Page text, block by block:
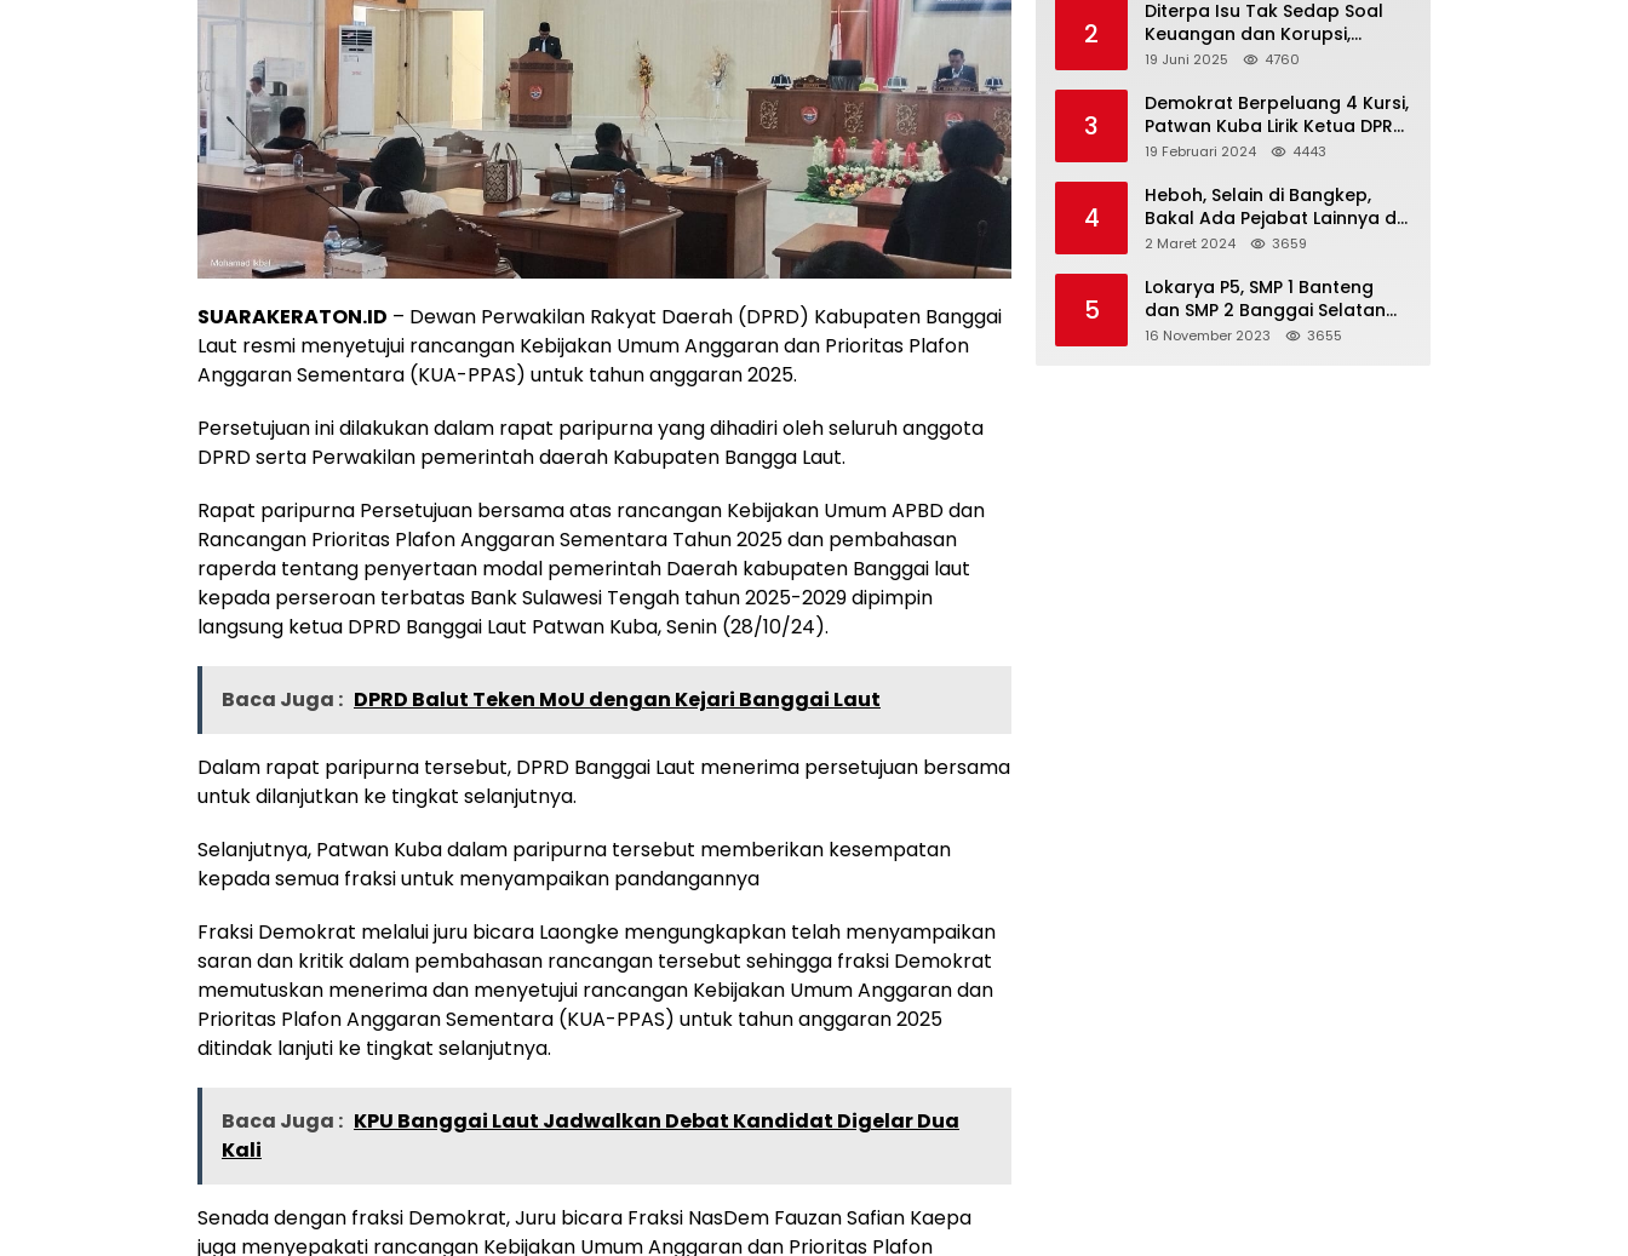
SUARAKERATON.ID – Dewan Perwakilan Rakyat Daerah (DPRD) Kabupaten Banggai
Laut resmi menyetujui rancangan Kebijakan Umum Anggaran dan Prioritas Plafon
Anggaran Sementara (KUA-PPAS) untuk tahun anggaran 2025.
Persetujuan ini dilakukan dalam rapat paripurna yang dihadiri oleh seluruh anggota
DPRD serta Perwakilan pemerintah daerah Kabupaten Bangga Laut.
Rapat paripurna Persetujuan bersama atas rancangan Kebijakan Umum APBD dan
Rancangan Prioritas Plafon Anggaran Sementara Tahun 2025 dan pembahasan
raperda tentang penyertaan modal pemerintah Daerah kabupaten Banggai laut
kepada perseroan terbatas Bank Sulawesi Tengah tahun 2025-2029 dipimpin
langsung ketua DPRD Banggai Laut Patwan Kuba, Senin (28/10/24).
Baca Juga : DPRD Balut Teken MoU dengan Kejari Banggai Laut
Dalam rapat paripurna tersebut, DPRD Banggai Laut menerima persetujuan bersama
untuk dilanjutkan ke tingkat selanjutnya.
Selanjutnya, Patwan Kuba dalam paripurna tersebut memberikan kesempatan
kepada semua fraksi untuk menyampaikan pandangannya
Fraksi Demokrat melalui juru bicara Laongke mengungkapkan telah menyampaikan
saran dan kritik dalam pembahasan rancangan tersebut sehingga fraksi Demokrat
memutuskan menerima dan menyetujui rancangan Kebijakan Umum Anggaran dan
Prioritas Plafon Anggaran Sementara (KUA-PPAS) untuk tahun anggaran 2025
ditindak lanjuti ke tingkat selanjutnya.
Baca Juga : KPU Banggai Laut Jadwalkan Debat Kandidat Digelar Dua
Kali
Senada dengan fraksi Demokrat, Juru bicara Fraksi NasDem Fauzan Safian Kaepa
juga menyepakati rancangan Kebijakan Umum Anggaran dan Prioritas Plafon
2
Diterpa Isu Tak Sedap Soal
Keuangan dan Korupsi,
Pemda Balut Sebut Isu Tak
19 Juni 2025 4760
3
Demokrat Berpeluang 4 Kursi,
Patwan Kuba Lirik Ketua DPRD
Banggai Laut
19 Februari 2024 4443
4
Heboh, Selain di Bangkep,
Bakal Ada Pejabat Lainnya di
Banggai Laut yang Bakal di
2 Maret 2024 3659
5
Lokarya P5, SMP 1 Banteng
dan SMP 2 Banggai Selatan
Curi Perhatian
16 November 2023 3655